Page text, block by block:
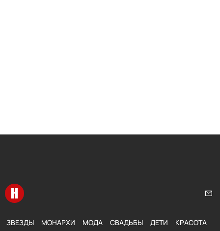
Перейти на главную
ЗВЕЗДЫ МОНАРХИ МОДА СВАДЬБЫ ДЕТИ КРАСОТА